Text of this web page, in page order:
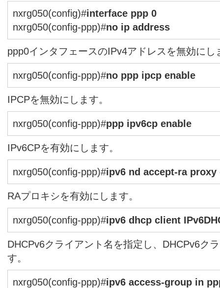
nxrg050(config)#interface ppp 0
nxrg050(config-ppp)#no ip address
ppp0インタフェースのIPv4アドレスを無効にし
nxrg050(config-ppp)#no ppp ipcp enable
IPCPを無効にします。
nxrg050(config-ppp)#ppp ipv6cp enable
IPv6CPを有効にします。
nxrg050(config-ppp)#ipv6 nd accept-ra proxy
RAプロキシを有効にします。
nxrg050(config-ppp)#ipv6 dhcp client
DHCPv6クライアント名を指定し、DHCPv6ク
す。
nxrg050(config-ppp)#ipv6 access-group in